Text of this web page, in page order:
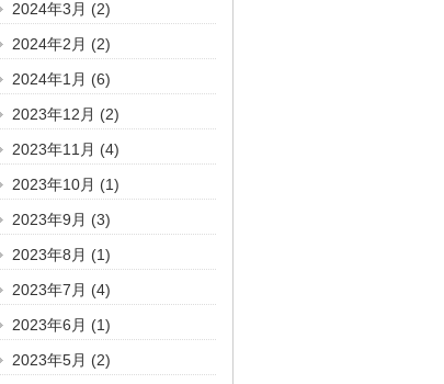
2024年3月 (2)
2024年2月 (2)
2024年1月 (6)
2023年12月 (2)
2023年11月 (4)
2023年10月 (1)
2023年9月 (3)
2023年8月 (1)
2023年7月 (4)
2023年6月 (1)
2023年5月 (2)